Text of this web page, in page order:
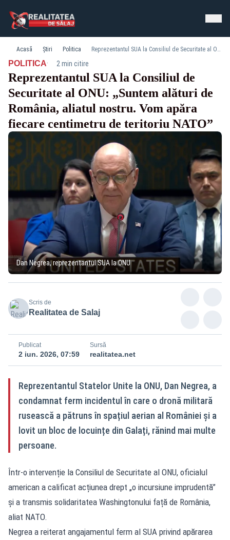
Acasă Știri Politica Reprezentantul SUA la Consiliul de Securitate al ONU: „Suntem alături de România, aliatul nostru. Vom apăra fiecare centimetru de teritoriu NATO”
POLITICA· 2 min citire
Reprezentantul SUA la Consiliul de
Securitate al ONU: „Suntem alături de
România, aliatul nostru. Vom apăra
fiecare centimetru de teritoriu NATO”
Dan Negrea, reprezentantul SUA la ONU
Scris de
Realitatea de Salaj
Publicat
2 iun. 2026, 07:59
Sursă
realitatea.net
Reprezentantul Statelor Unite la ONU, Dan Negrea, a
condamnat ferm incidentul în care o dronă militară
rusească a pătruns în spațiul aerian al României și a
lovit un bloc de locuințe din Galați, rănind mai multe
persoane.
Într-o intervenție la Consiliul de Securitate al ONU, oficialul
american a calificat acțiunea drept „o incursiune imprudentă”
și a transmis solidaritatea Washingtonului față de România,
aliat NATO.
Negrea a reiterat angajamentul ferm al SUA privind apărarea